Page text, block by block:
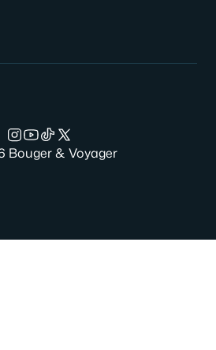
Bouger & Voyager